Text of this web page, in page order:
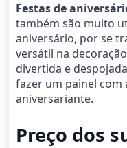
Festas de
também são muito
aniversário, por se
versátil na
divertida e
fazer um painel com
aniversariante.
Preço dos